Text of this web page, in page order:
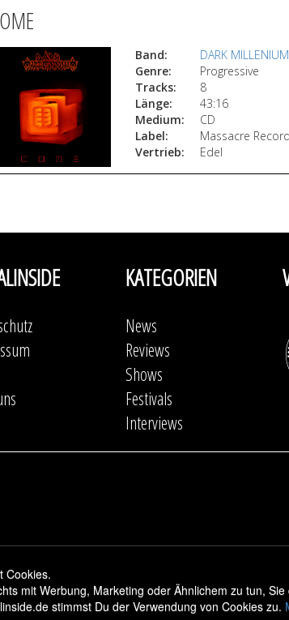
Band:
DARK MILLENIUM
Genre:
Progressive
Tracks:
8
Länge:
43:16
Medium:
CD
Label:
Massacre
Vertrieb:
Edel
KATEGORIEN
News
Reviews
Shows
Festivals
Interviews
Cookies.
mit Werbung, Marketing oder Ähnlichem zu tun,
stimmst Du der Verwendung von Cookies zu.